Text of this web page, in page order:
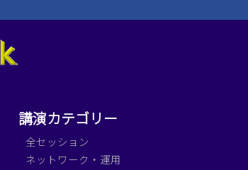
講演カテゴリー
全セッション
ネットワーク・運用